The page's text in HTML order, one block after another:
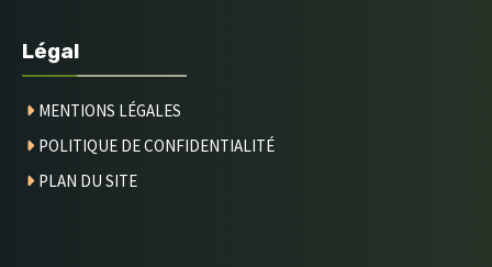
Légal
MENTIONS LÉGALES
POLITIQUE DE CONFIDENTIALITÉ
PLAN DU SITE